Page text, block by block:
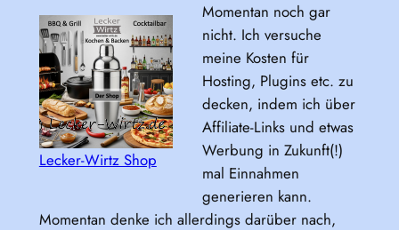
Lecker-Wirtz Shop
Momentan noch gar
nicht. Ich versuche
meine Kosten für
Hosting, Plugins etc. zu
decken, indem ich über
Affiliate-Links und etwas
Werbung in Zukunft(!)
mal Einnahmen
generieren kann.
Momentan denke ich allerdings darüber nach,